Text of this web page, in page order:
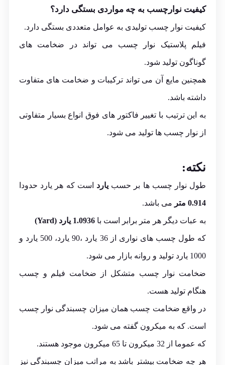
کیفیت نوارچسب به چه مواردی بستگی دارد؟
کیفیت نوار چسب تولیدی به عوامل متعددی بستگی دارد.
فیلم پلاستیک نوار چسب می تواند در ضخامت های
گوناگون تولید شود.
همچنین مایع آن می تواند ترکیبات و ضخامت های متفاوت
داشته باشد.
به این ترتیب با تغییر فاکتور های فوق انواع بسیار متفاوتی
از نوار چسب ها تولید می شود.
نکته:
طول نوار چسب ها بر حسبیارد است که هر یارد حدودا
0.914 متر می باشد.
به عبات دیگر هر متر برابر است با 1.0936 یارد (Yard)
که طول چسب های نواری از 36 یارد ،90 یارد، 500 یارد و
1000 یارد تولید و روانه بازار می شود.
ضخامت نوار چسب متشکل از ضخامت فیلم و چسب
هنگام تولید هست.
در واقع ضخامت چسب همان میزان چسبندگی نوار چسب
است. که به میکرون گفته می شود.
که عموما از 32 میکرون تا 65 میکرون موجود هستند.
هر چه ضخامت بیشتر باشد به مراتب میزان چسبندگی نیز